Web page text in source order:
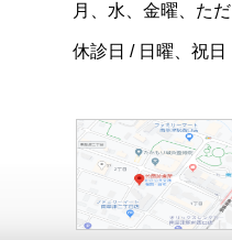
月、水、金曜、た
休診日 / 日曜、祝日